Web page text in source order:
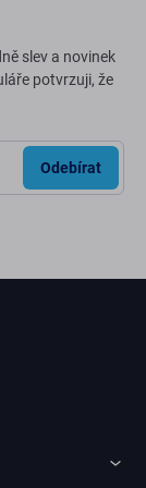
slev a novinek
potvrzuji, že
Odebírat